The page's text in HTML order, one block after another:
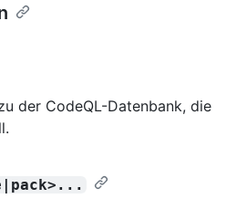
der CodeQL-Datenbank, die